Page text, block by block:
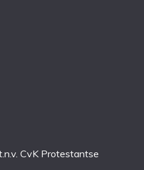
CvK Protestantse